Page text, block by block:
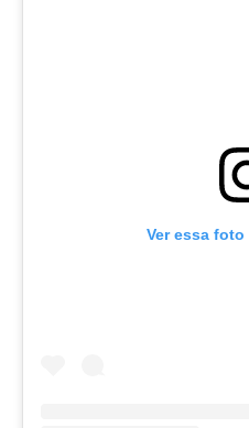
Ver essa